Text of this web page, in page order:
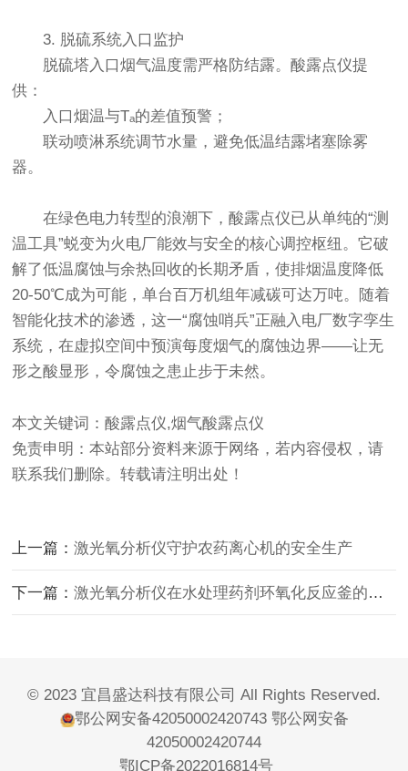
3. 脱硫系统入口监护
脱硫塔入口烟气温度需严格防结露。酸露点仪提
供：
入口烟温与Tₐ的差值预警；
联动喷淋系统调节水量，避免低温结露堵塞除雾
器。
在绿色电力转型的浪潮下，酸露点仪已从单纯的“测
温工具”蜕变为火电厂能效与安全的核心调控枢纽。它破
解了低温腐蚀与余热回收的长期矛盾，使排烟温度降低
20-50℃成为可能，单台百万机组年减碳可达万吨。随着
智能化技术的渗透，这一“腐蚀哨兵”正融入电厂数字孪生
系统，在虚拟空间中预演每度烟气的腐蚀边界——让无
形之酸显形，令腐蚀之患止步于未然。
本文关键词：酸露点仪,烟气酸露点仪
免责申明：本站部分资料来源于网络，若内容侵权，请
联系我们删除。转载请注明出处！
上一篇：激光氧分析仪守护农药离心机的安全生产
下一篇：激光氧分析仪在水处理药剂环氧化反应釜的应用
© 2023 宜昌盛达科技有限公司 All Rights Reserved.
鄂公网安备42050002420743 鄂公网安备
42050002420744
鄂ICP备2022016814号